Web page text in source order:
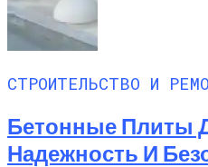
СТРОИТЕЛЬСТВО И
Бетонные Плиты
Надежность И